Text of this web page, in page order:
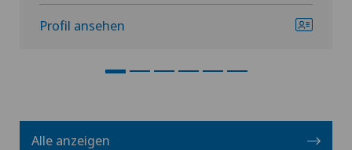
Profil ansehen
Alle anzeigen